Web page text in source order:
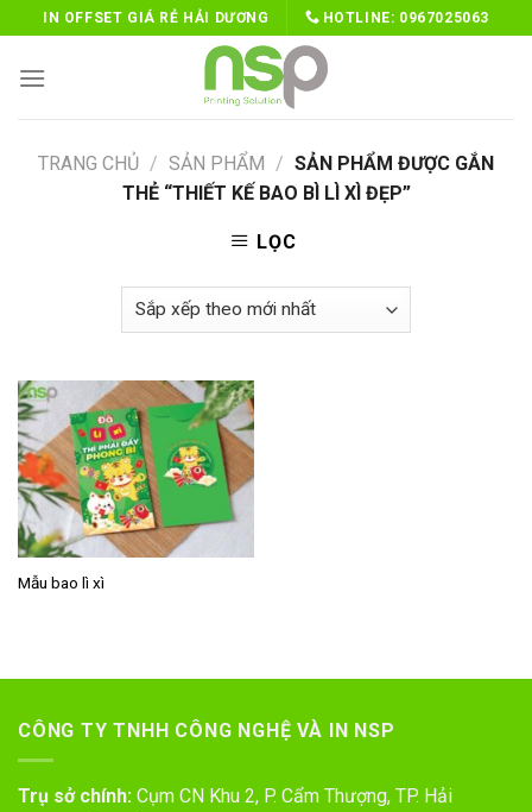
to
content
IN OFFSET GIÁ RẺ HẢI DƯƠNG HOTLINE: 0967025063
TRANG CHỦ / SẢN PHẨM / SẢN PHẨM ĐƯỢC GẮN
THẺ “THIẾT KẾ BAO BÌ LÌ XÌ ĐẸP”
LỌC
Mẫu bao lì xì
CÔNG TY TNHH CÔNG NGHỆ VÀ IN NSP
Trụ sở chính: Cụm CN Khu 2, P. Cẩm Thượng, TP. Hải